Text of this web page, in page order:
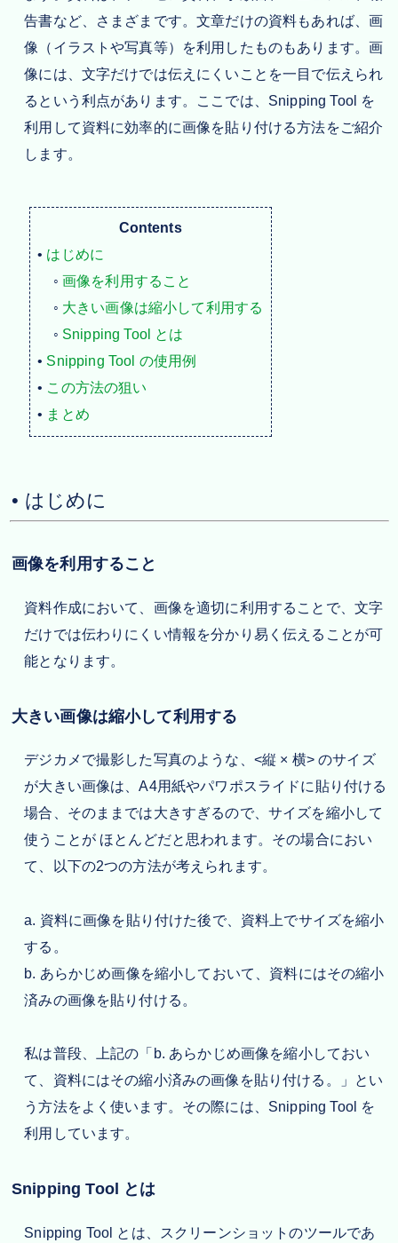
告書など、さまざまです。文章だけの資料もあれば、画
像（イラストや写真等）を利用したものもあります。画
像には、文字だけでは伝えにくいことを一目で伝えられ
るという利点があります。ここでは、Snipping Tool を
利用して資料に効率的に画像を貼り付ける方法をご紹介
します。
Contents
• はじめに
◦ 画像を利用すること
◦ 大きい画像は縮小して利用する
◦ Snipping Tool とは
• Snipping Tool の使用例
• この方法の狙い
• まとめ
• はじめに
画像を利用すること
資料作成において、画像を適切に利用することで、文字
だけでは伝わりにくい情報を分かり易く伝えることが可
能となります。
大きい画像は縮小して利用する
デジカメで撮影した写真のような、<縦 × 横> のサイズ
が大きい画像は、A4用紙やパワポスライドに貼り付ける
場合、そのままでは大きすぎるので、サイズを縮小して
使うことが ほとんどだと思われます。その場合におい
て、以下の2つの方法が考えられます。
a. 資料に画像を貼り付けた後で、資料上でサイズを縮小
する。
b. あらかじめ画像を縮小しておいて、資料にはその縮小
済みの画像を貼り付ける。
私は普段、上記の「b. あらかじめ画像を縮小しておい
て、資料にはその縮小済みの画像を貼り付ける。」とい
う方法をよく使います。その際には、Snipping Tool を
利用しています。
Snipping Tool とは
Snipping Tool とは、スクリーンショットのツールであ